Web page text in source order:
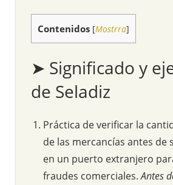
Contenidos [Mostrra]
➤ Significado y
de Seladiz
Práctica de verificar la
de las mercancías antes de
en un puerto extranjero
fraudes comerciales.Antes